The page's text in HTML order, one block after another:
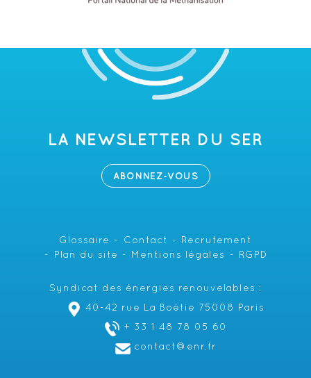
LA NEWSLETTER DU SER
ABONNEZ-VOUS
Glossaire Contact
Recrutement
Plan du site
Mentions légales RGPD
Syndicat des énergies renouvelables :
40-42 rue La Boétie 75008 Paris
+ 33 1 48 78 05 60
contact@enr.fr